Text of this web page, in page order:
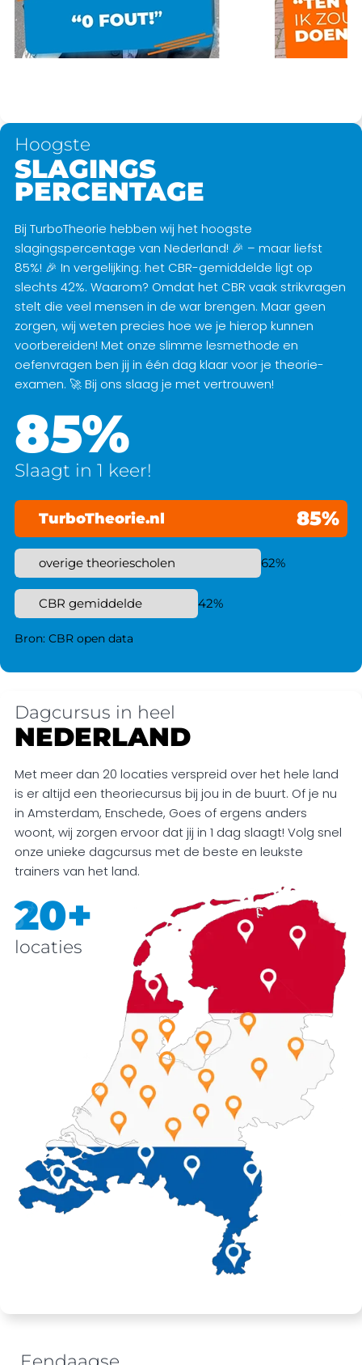
Hoogste
SLAGINGS
PERCENTAGE
Bij TurboTheorie hebben wij het hoogste
slagingspercentage van Nederland! 🎉 – maar liefst
85%! 🎉 In vergelijking: het CBR-gemiddelde ligt op
slechts 42%. Waarom? Omdat het CBR vaak strikvragen
stelt die veel mensen in de war brengen. Maar geen
zorgen, wij weten precies hoe we je hierop kunnen
voorbereiden! Met onze slimme lesmethode en
oefenvragen ben jij in één dag klaar voor je theorie-
examen. 🚀 Bij ons slaag je met vertrouwen!
85%
Slaagt in 1 keer!
TurboTheorie.nl 85%
overige theoriescholen 62%
CBR gemiddelde 42%
Bron: CBR open data
Dagcursus in heel
NEDERLAND
Met meer dan 20 locaties verspreid over het hele land
is er altijd een theoriecursus bij jou in de buurt. Of je nu
in Amsterdam, Enschede, Goes of ergens anders
woont, wij zorgen ervoor dat jij in 1 dag slaagt! Volg snel
onze unieke dagcursus met de beste en leukste
trainers van het land.
20+
locaties